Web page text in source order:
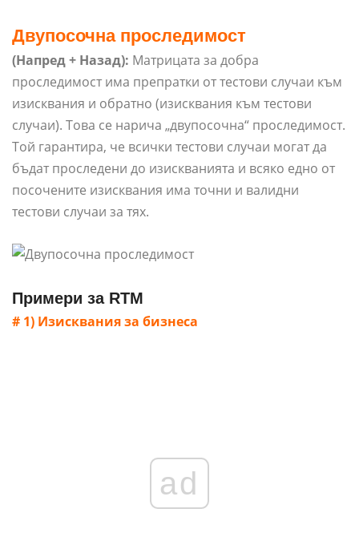
Двупосочна проследимост
(Напред + Назад): Матрицата за добра
проследимост има препратки от тестови случаи към
изисквания и обратно (изисквания към тестови
случаи). Това се нарича „двупосочна“ проследимост.
Той гарантира, че всички тестови случаи могат да
бъдат проследени до изискванията и всяко едно от
посочените изисквания има точни и валидни
тестови случаи за тях.
Примери за RTM
# 1) Изисквания за бизнеса
ad